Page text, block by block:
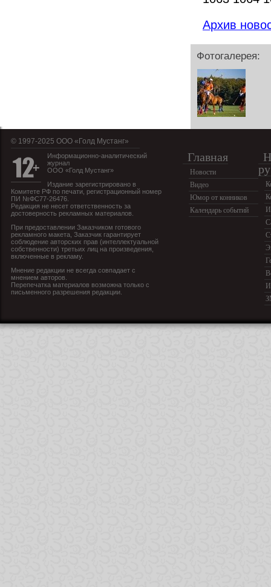
Архив
Фотогалерея:
© 1997-2025 OOO «Голд Мустанг»
Информационно-аналитический
журнал
ООО «Голд Мустанг»
Издание зарегистрировано в
Комитете РФ по печати, регистрационный номер
ПИ №ФС77-26476.
Редакция не несет ответственность за
достоверность рекламных материалов.
При предоставлении Заказчиком готового
рекламного макета, Заказчик гарантирует
соблюдение авторских прав (интеллектуальной
собственности) третьих лиц на произведения,
включенные в рекламу.
Мнение редакции не всегда совпадает с
мнением авторов.
Перепечатка материалов возможна только с
письменного разрешения редакции.
Главная
Новости
Видео
Юмор от конников
Календарь событий